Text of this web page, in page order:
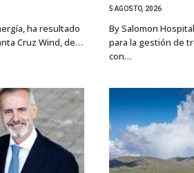
ha resultado
Cruz Wind, de…
5 AGOSTO, 2026
By Salomon
para la gestión de
con…